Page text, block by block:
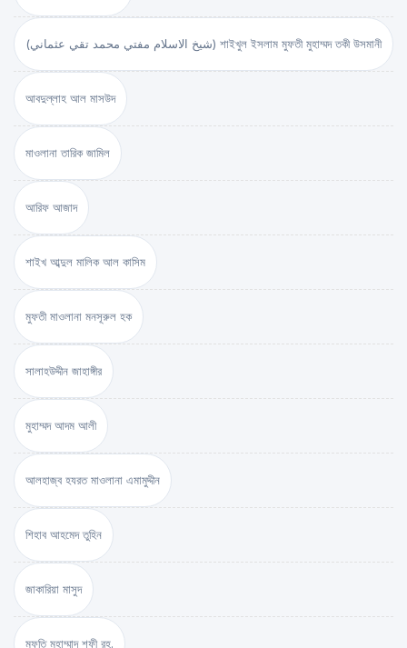
(شيخ الاسلام مفتي محمد تقي عثماني) শাইখুল ইসলাম মুফতী মুহাম্মদ তকী উসমানী
আবদুল্লাহ আল মাসউদ
মাওলানা তারিক জামিল
আরিফ আজাদ
শাইখ আব্দুল মালিক আল কাসিম
মুফতী মাওলানা মনসূরুল হক
সালাহউদ্দীন জাহাঙ্গীর
মুহাম্মদ আদম আলী
আলহাজ্ব হযরত মাওলানা এমামুদ্দীন
শিহাব আহমেদ তুহিন
জাকারিয়া মাসুদ
মুফতি মুহাম্মাদ শফী রহ.